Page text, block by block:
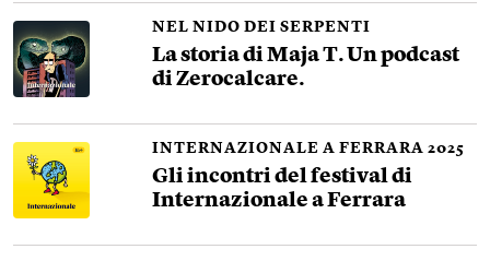
NEL NIDO DEI SERPENTI
La storia di Maja T. Un podcast
di Zerocalcare.
INTERNAZIONALE A FERRARA 2025
Gli incontri del festival di
Internazionale a Ferrara